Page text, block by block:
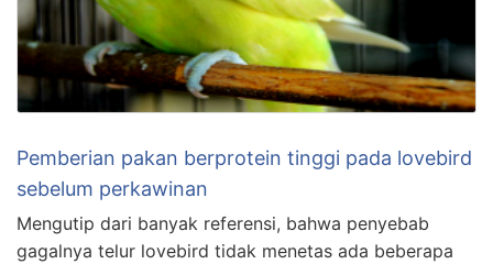
Pemberian pakan berprotein tinggi pada lovebird
sebelum perkawinan
Mengutip dari banyak referensi, bahwa penyebab
gagalnya telur lovebird tidak menetas ada beberapa